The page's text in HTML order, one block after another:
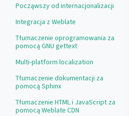
Począwszy od internacjonalizacji
Integracja z Weblate
Tłumaczenie oprogramowania za
pomocą GNU gettext
Multi-platform localization
Tłumaczenie dokumentacji za
pomocą Sphinx
Tłumaczenie HTML i JavaScript za
pomocą Weblate CDN